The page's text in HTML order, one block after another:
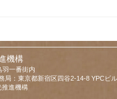
機構
羽一番街内
局：東京都新宿区四谷2-14-8 YPCビ
推進機構